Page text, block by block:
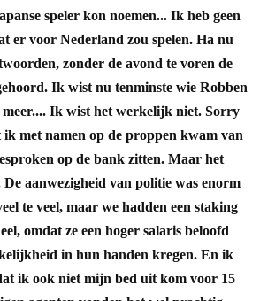
speler kon noemen... Ik heb geen
er voor Nederland zou spelen. Ha nu
zonder de avond te voren de
Ik wist nu tenminste wie Robben
Ik wist het werkelijk niet. Sorry
met namen op de proppen kwam van
op de bank zitten. Maar het
De aanwezigheid van politie was enorm
te veel, maar we hadden een staking
omdat ze een hoger salaris beloofd
in hun handen kregen. En ik
ik ook niet mijn bed uit kom voor 15